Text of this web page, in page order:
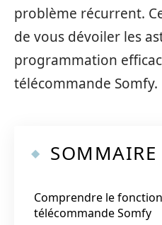
problème récurrent.
de vous dévoiler les
programmation
télécommande Somfy.
SOMMAIRE
Comprendre le
télécommande Somfy